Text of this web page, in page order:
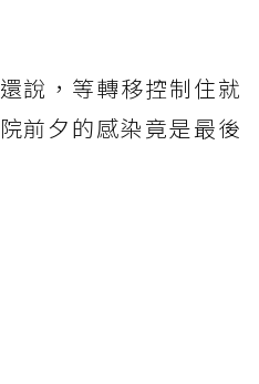
說，等轉移控制住就
前夕的感染竟是最後